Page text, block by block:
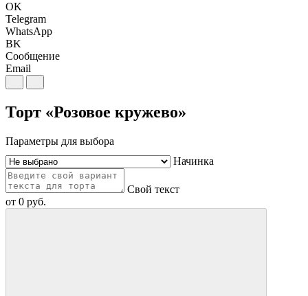
OK
Telegram
WhatsApp
BK
Сообщение
Email
Торт «Розовое кружево»
Параметры для выбора
Начинка
Свой текст
от 0 руб.